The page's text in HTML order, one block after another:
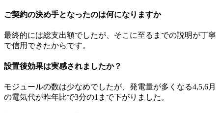
ご契約の決め手となったのは何になりますか
最終的には総支出額でしたが、そこに至るまでの説明が丁寧
で信用できたからです。
設置後効果は実感されましたか？
モジュールの数は少なめでしたが、発電量が多くなる4,5,6月
の電気代が昨年比で3分の1まで下がりました。